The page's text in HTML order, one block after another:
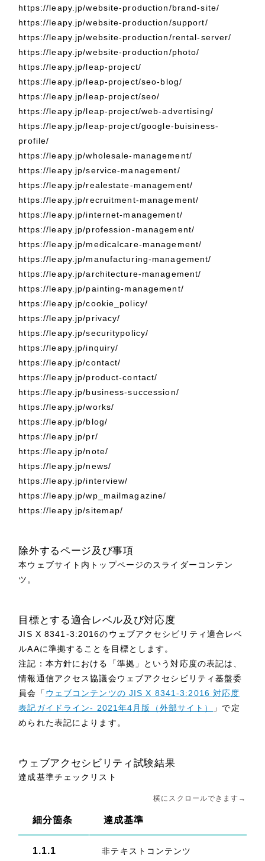
リープ・プロジェクト／マーケティング代行
SEO対策によるアクセス獲得、反響獲得などの"Webマーケティング"
のオフライン領域のマーケティングまでまるっと代行
採用DX支援
リープ・リクルーティング／採用業務代行
求人票作成・面接など各種業務代行、採用の仕組み作り支援
完全成功報酬型のスカウト型ハイクラス人材紹介（岐阜・愛知）
カイゼンDX支援
／ クラウド型工数管理ツール
制作実績
Works
制作実績
全国1,400社以上の支援実績の中から
一部をご紹介します
ブックマークしたサイト
すべて （624件）
ブランドサイト・サービスサイト
求人・採用サイト
LP（ランディングページ） （28件）
キャンペーン・プロモーションサイト
ブランディング（ロゴ・印刷物） （90件）
お客様インタビュー
「反響強化」を目的としたマーケティング代行
リープ・リクルーティング
その他のサービス
プライバシーポリシー 情報セキュリティ方針
AI倫理ポリシー クッキーポリシー
https://leapy.jp/website-production/brand-site/
https://leapy.jp/website-production/support/
https://leapy.jp/website-production/rental-server/
https://leapy.jp/website-production/photo/
https://leapy.jp/leap-project/
https://leapy.jp/leap-project/seo-blog/
https://leapy.jp/leap-project/seo/
https://leapy.jp/leap-project/web-advertising/
https://leapy.jp/leap-project/google-buisiness-
profile/
https://leapy.jp/wholesale-management/
https://leapy.jp/service-management/
https://leapy.jp/realestate-management/
https://leapy.jp/recruitment-management/
https://leapy.jp/internet-management/
https://leapy.jp/profession-management/
https://leapy.jp/medicalcare-management/
https://leapy.jp/manufacturing-management/
https://leapy.jp/architecture-management/
https://leapy.jp/painting-management/
https://leapy.jp/cookie_policy/
https://leapy.jp/privacy/
https://leapy.jp/securitypolicy/
https://leapy.jp/inquiry/
https://leapy.jp/contact/
https://leapy.jp/product-contact/
https://leapy.jp/business-succession/
https://leapy.jp/works/
https://leapy.jp/blog/
https://leapy.jp/pr/
https://leapy.jp/note/
https://leapy.jp/news/
https://leapy.jp/interview/
https://leapy.jp/wp_mailmagazine/
https://leapy.jp/sitemap/
除外するページ及び事項
本ウェブサイト内トップページのスライダーコンテン
ツ。
目標とする適合レベル及び対応度
JIS X 8341-3:2016のウェブアクセシビリティ適合レベ
ルAAに準拠することを目標とします。
注記：本方針における「準拠」という対応度の表記は、
情報通信アクセス協議会ウェブアクセシビリティ基盤委
員会「 ウェブコンテンツの JIS X 8341-3:2016 対応度
表記ガイドライン- 2021年4月版（外部サイト）
」で定
められた表記によります。
ウェブアクセシビリティ試験結果
達成基準チェックリスト
横にスクロールできます→
細分箇条 達成基準
1.1.1 非テキストコンテンツ